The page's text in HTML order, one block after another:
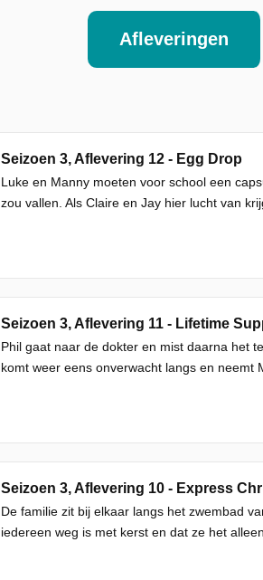
Afleveringen
Seizoen 3, Aflevering 12 - Egg Drop
Luke en Manny moeten voor school een
zou vallen. Als Claire en Jay hier lucht van
Seizoen 3, Aflevering 11 - Lifetime
Phil gaat naar de dokter en mist daarna het
komt weer eens onverwacht langs en neemt
Seizoen 3, Aflevering 10 - Express
De familie zit bij elkaar langs het zwembad
iedereen weg is met kerst en dat ze het